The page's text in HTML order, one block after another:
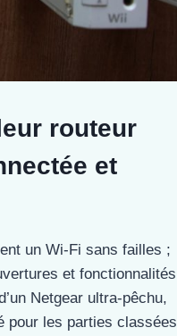
routeur
et
un Wi-Fi sans failles ;
et fonctionnalités
Netgear ultra-pêchu,
pour les parties classées